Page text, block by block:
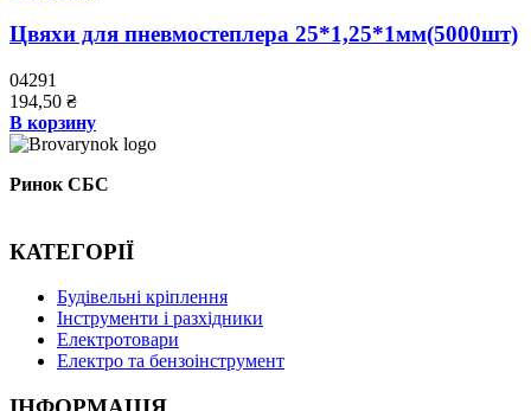
Цвяхи для пневмостеплера 25*1,25*1мм(5000шт)
04291
194,50 ₴
В корзину
Ринок СБС
КАТЕГОРІЇ
Будівельні кріплення
Інструменти і разхідники
Електротовари
Електро та бензоінструмент